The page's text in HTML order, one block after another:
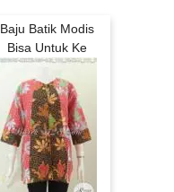
Baju Batik Modis
Bisa Untuk Ke